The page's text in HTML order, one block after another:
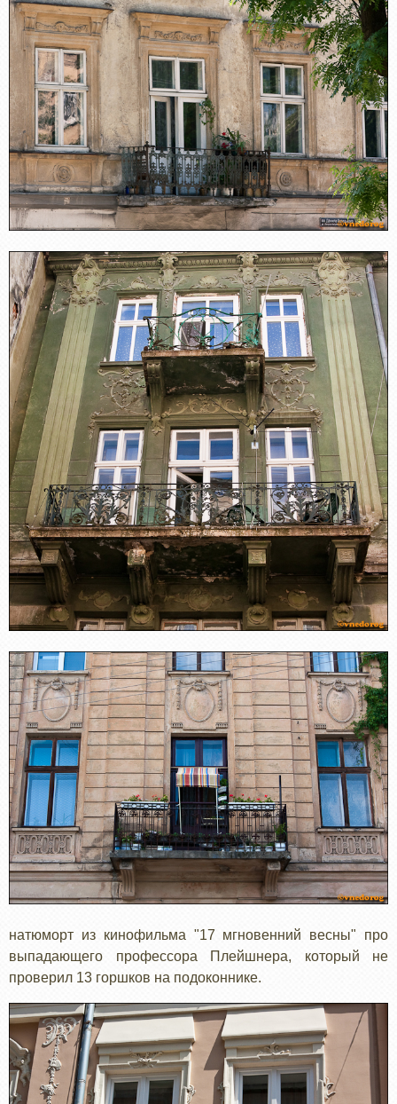
натюморт из кинофильма "17 мгновенний весны" про
выпадающего профессора Плейшнера, который не
проверил 13 горшков на подоконнике.